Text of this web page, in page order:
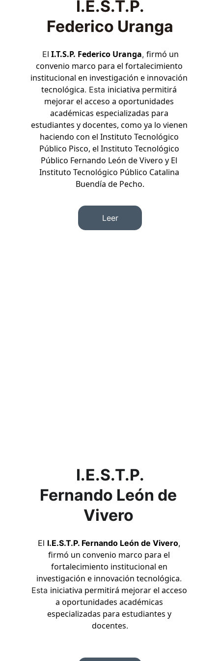
El I.T.S.P. Federico Uranga, firmó un
convenio marco para el fortalecimiento
institucional en investigación e innovación
tecnológica. Esta iniciativa permitirá
mejorar el acceso a oportunidades
académicas especializadas para
estudiantes y docentes, como ya lo vienen
haciendo con el Instituto Tecnológico
Público Pisco, el Instituto Tecnológico
Público Fernando León de Vivero y El
Instituto Tecnológico Público Catalina
Buendía de Pecho.
I.E.S.T.P.
Federico Uranga
Leer
El I.E.S.T.P. Fernando León de Vivero,
firmó un convenio marco para el
fortalecimiento institucional en
investigación e innovación tecnológica.
Esta iniciativa permitirá mejorar el acceso
a oportunidades académicas
especializadas para estudiantes y
docentes.
I.E.S.T.P.
Fernando León de
Vivero